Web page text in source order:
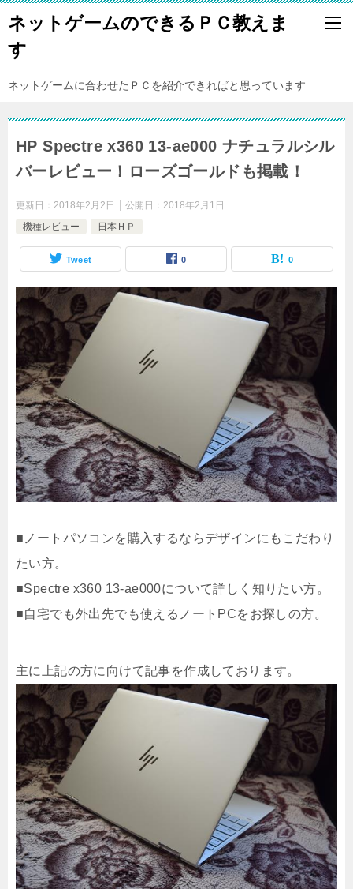
ネットゲームのできるＰＣ教えま
す
ネットゲームに合わせたＰＣを紹介できればと思っています
HP Spectre x360 13-ae000 ナチュラルシル
バーレビュー！ローズゴールドも掲載！
更新日： 2018年2月2日 公開日： 2018年2月1日
機種レビュー
日本ＨＰ
Tweet 0 0
■ノートパソコンを購入するならデザインにもこだわり
たい方。
■Spectre x360 13-ae000について詳しく知りたい方。
■自宅でも外出先でも使えるノートPCをお探しの方。
主に上記の方に向けて記事を作成しております。